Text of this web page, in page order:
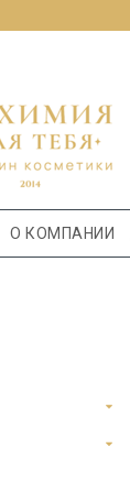
О КОМПАНИИ